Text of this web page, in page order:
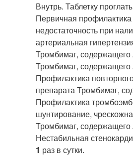
Внутрь. Таблетку
Первичная профилактика
недостаточность при
артериальная
Тромбимаг,
Тромбимаг,
Профилактика
препарата Тромбимаг,
Профилактика
шунтирование,
Тромбимаг,
Нестабильная
1 раз в сутки.